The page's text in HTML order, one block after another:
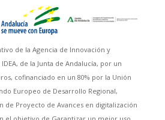
de la Agencia de Innovación y
de la Junta de Andalucía, por un
cofinanciado en un 80% por la Unión
Europeo de Desarrollo Regional,
de Proyecto de Avances en digitalización